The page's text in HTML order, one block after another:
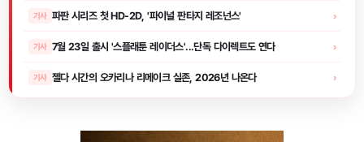
기사 파판 시리즈 첫 HD-2D, '파이널 판타지 레조넌스' ›
기사 7월 23일 출시 '스플래툰 레이더스'...단독 다이렉트도 연다 ›
기사 젤다 시간의 오카리나 리메이크 실존, 2026년 나온다 ›